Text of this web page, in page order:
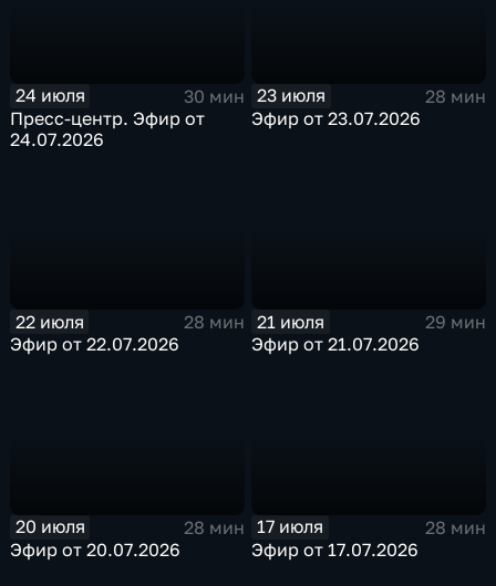
24 июля
30 мин
Пресс-центр. Эфир от
24.07.2026
23 июля
28 мин
Эфир от 23.07.2026
22 июля
28 мин
Эфир от 22.07.2026
21 июля
29 мин
Эфир от 21.07.2026
20 июля
28 мин
Эфир от 20.07.2026
17 июля
28 мин
Эфир от 17.07.2026